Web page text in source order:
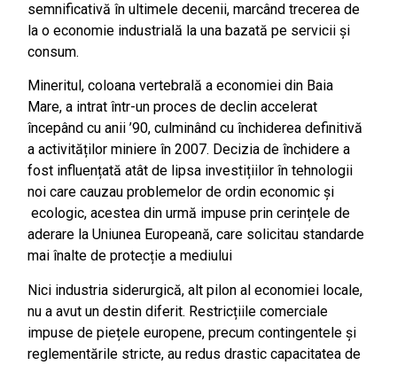
semnificativă în ultimele decenii, marcând trecerea de
la o economie industrială la una bazată pe servicii și
consum.
Mineritul, coloana vertebrală a economiei din Baia
Mare, a intrat într-un proces de declin accelerat
începând cu anii ’90, culminând cu închiderea definitivă
a activităților miniere în 2007. Decizia de închidere a
fost influențată atât de lipsa investițiilor în tehnologii
noi care cauzau problemelor de ordin economic și
ecologic, acestea din urmă impuse prin cerințele de
aderare la Uniunea Europeană, care solicitau standarde
mai înalte de protecție a mediului​
Nici industria siderurgică, alt pilon al economiei locale,
nu a avut un destin diferit. Restricțiile comerciale
impuse de piețele europene, precum contingentele și
reglementările stricte, au redus drastic capacitatea de